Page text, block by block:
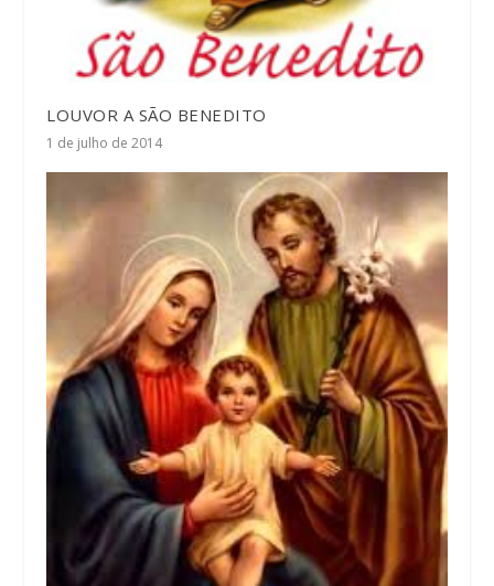
LOUVOR A SÃO BENEDITO
1 de julho de 2014